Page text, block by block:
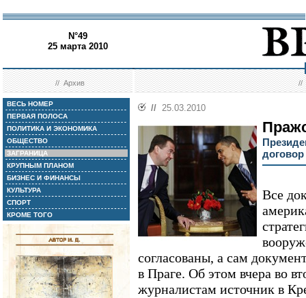
N°49
25 марта 2010
//Архив //
ВЕСЬ НОМЕР
ПЕРВАЯ ПОЛОСА
ПОЛИТИКА И ЭКОНОМИКА
ОБЩЕСТВО
ЗАГРАНИЦА
КРУПНЫМ ПЛАНОМ
БИЗНЕС И ФИНАНСЫ
КУЛЬТУРА
СПОРТ
КРОМЕ ТОГО
// 25.03.2010
Все
согласованы, а сам
в Праге. Об этом вчера во
журналистам источник в